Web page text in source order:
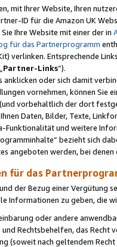
mit Ihrer Website, Ihren
ID für die Amazon UK
Ihre Website mit einer der in
für das Partnerprogramm
verlinken. Entsprechende
Partner-Links“).
anklicken oder sich damit
vornehmen, können Sie
vorbehaltlich der dort
Daten, Bilder, Texte,
Funktionalität und weitere
bezieht sich
angeboten werden, bei
für das
der Bezug einer Vergütung
Informationen zu geben, die
oder andere
Rechtsbehelfen, das
(soweit nach geltendem